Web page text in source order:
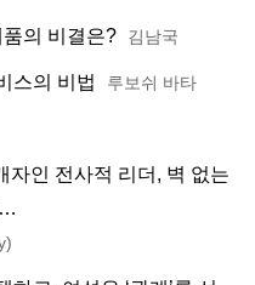
의 비결은? 김남국
스의 비법 루보쉬 바타
자인 전사적 리더, 벽 없는
…